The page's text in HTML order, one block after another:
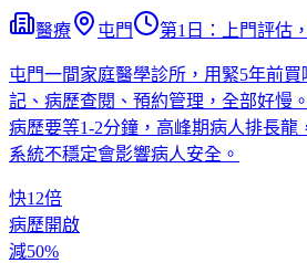
醫療 屯門 第1日：上門評估
屯門一間家庭醫學診所，用緊5年前
記、病歷查閱、預約管理，全部好慢
病歷要等1-2分鐘，高峰期病人排長龍
系統不穩定會影響病人安全。
快12倍
病歷開啟
減50%